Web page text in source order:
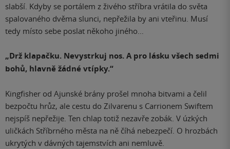
slabší. Kdyby se portálem z živého stříbra vrátila do světa
spalovaného dvěma slunci, nepřežila by ani vteřinu. Musí
tedy místo sebe poslat někoho jiného…
„Drž klapačku. Nevystrkuj nos. A pro lásku všech sedmi
bohů, hlavně žádné vtípky.“
Kingfisher od Ajunské brány prošel mnoha bitvami a čelil
bezpočtu hrůz, ale cestu do Zilvarenu s Carrionem Swiftem
nejspíš nepřežije. Ten chlap totiž nezavře zobák. V úzkých
uličkách Stříbrného města na ně číhá nebezpečí. O hrozbách
ukrytých v dávných tajemstvích ani nemluvě.